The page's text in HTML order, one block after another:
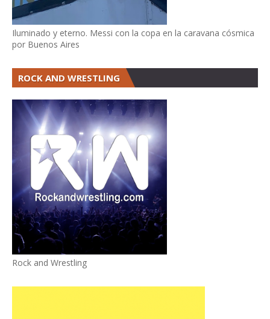
Iluminado y eterno. Messi con la copa en la caravana cósmica
por Buenos Aires
ROCK AND WRESTLING
Rock and Wrestling